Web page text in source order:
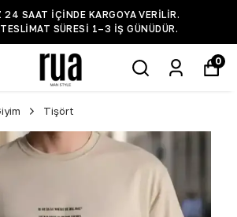
24 SAAT IÇINDE KARGOYA VERILIR.
SÜRESI 1–3 IŞ GÜNÜDÜR.
0
Tişört